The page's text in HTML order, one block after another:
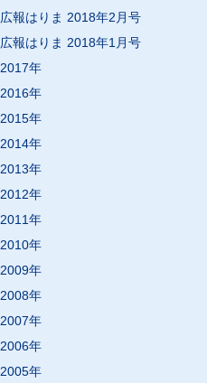
広報はりま 2018年2月号
広報はりま 2018年1月号
2017年
2016年
2015年
2014年
2013年
2012年
2011年
2010年
2009年
2008年
2007年
2006年
2005年